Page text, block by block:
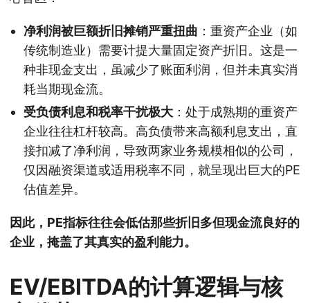
净利润被巨额折旧摊销严重扭曲 ：重资产企业（如
传统制造业）需要计提大量固定资产折旧。这是一
种非现金支出，虽减少了账面利润，但并未真实消
耗当期现金流。
受负债利息和税率干扰极大 ：处于成熟期的重资产
企业往往杠杆较高。高负债带来高额利息支出，直
接扣减了净利润，导致两家业务规模相似的公司，
仅因融资渠道或适用税率不同，就呈现出巨大的PE
估值差异。
因此，PE指标往往会低估那些折旧多但现金流良好的
企业，掩盖了其真实的盈利能力。
EV/EBITDA的计算逻辑与核